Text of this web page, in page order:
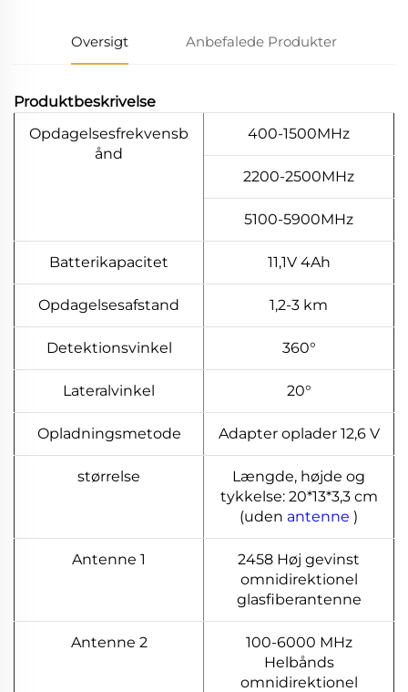
Oversigt Anbefalede Produkter
Produktbeskrivelse
Opdagelsesfrekvensb
ånd
400-1500MHz
2200-2500MHz
5100-5900MHz
Batterikapacitet 11,1V 4Ah
Opdagelsesafstand 1,2-3 km
Detektionsvinkel 360°
Lateralvinkel 20°
Opladningsmetode Adapter oplader 12,6 V
størrelse
Længde, højde og
tykkelse: 20*13*3,3 cm
(uden antenne )
Antenne 1
2458 Høj gevinst
omnidirektionel
glasfiberantenne
Antenne 2
100-6000 MHz
Helbånds
omnidirektionel